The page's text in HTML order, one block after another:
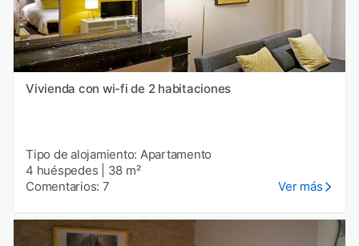
Vivienda con wi-fi de 2 habitaciones
Tipo de alojamiento: Apartamento
4 huéspedes
38 m²
Comentarios: 7
Ver más